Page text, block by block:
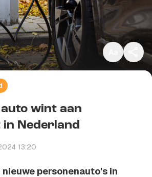
Klein
Standaard
Groot
wint aan
Nederland
13:20
nieuwe personenauto's in